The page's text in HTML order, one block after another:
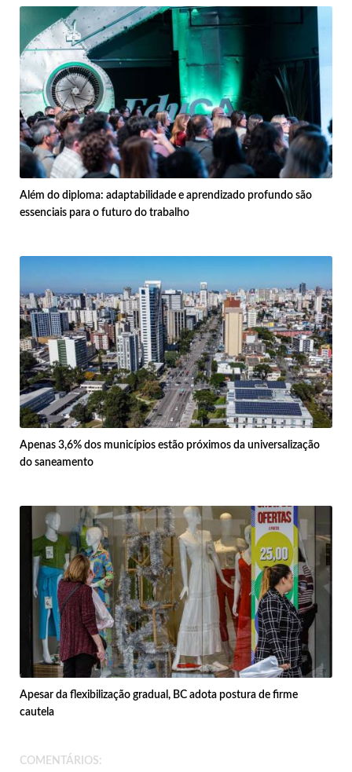
Além do diploma: adaptabilidade e aprendizado profundo são
essenciais para o futuro do trabalho
Apenas 3,6% dos municípios estão próximos da universalização
do saneamento
Apesar da flexibilização gradual, BC adota postura de firme
cautela
COMENTÁRIOS: